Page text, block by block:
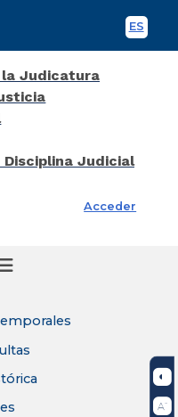
ES
Acceder